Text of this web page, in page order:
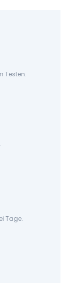
Testen.
Tage.